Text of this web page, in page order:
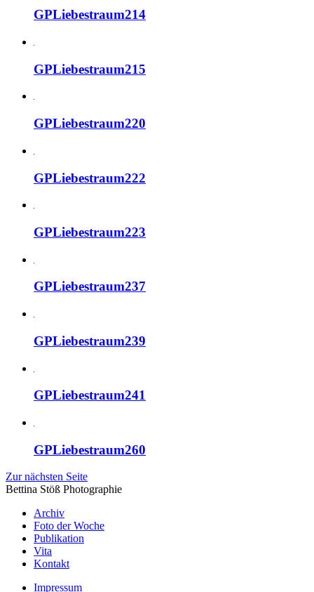
GPLiebestraum214
GPLiebestraum215
GPLiebestraum220
GPLiebestraum222
GPLiebestraum223
GPLiebestraum237
GPLiebestraum239
GPLiebestraum241
GPLiebestraum260
Zur nächsten Seite
Bettina Stöß Photographie
Archiv
Foto der Woche
Publikation
Vita
Kontakt
Impressum